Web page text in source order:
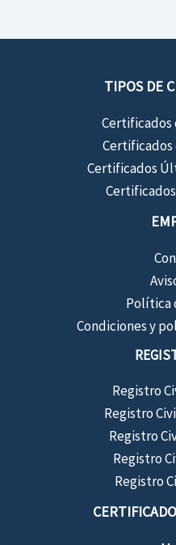
TIPOS DE
Certificados
Certificados
Política
Condiciones y
Registro
Registro
Registro
Registro
Registro